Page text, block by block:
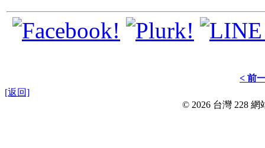
< 前
[返回]
© 2026 台灣 228 網